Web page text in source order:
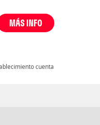
MÁS INFO
cuenta